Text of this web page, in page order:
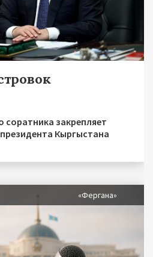
соратника закрепляет
Кыргыстана
«Фергана»